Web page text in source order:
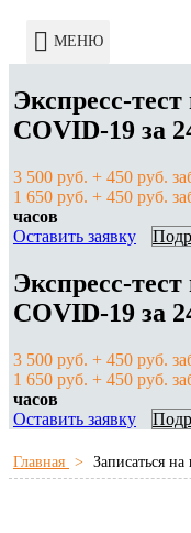
МЕНЮ
Экспресс-тест
COVID-19 за
3 500 руб. + 450 руб.
1 650 руб. + 450 руб.
часов
Оставить заявку
Экспресс-тест
COVID-19 за
3 500 руб. + 450 руб.
1 650 руб. + 450 руб.
часов
Оставить заявку
Главная > Записаться